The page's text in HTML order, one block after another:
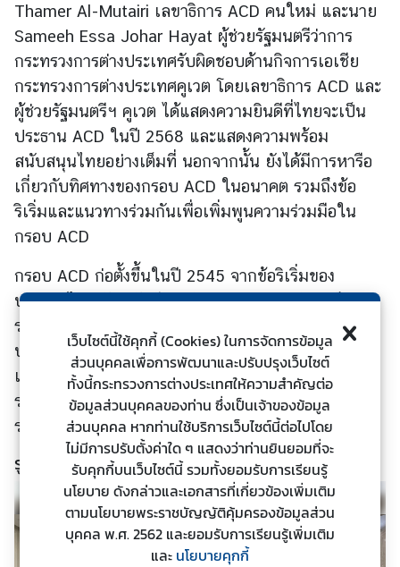
น
โ
ย
บ
ย
ก
า
ร
ต่
า
ป
ร
Thamer Al-Mutairi เลขาธิการ ACD คนใหม่ และนาย
Sameeh Essa Johar Hayat ผู้ช่วยรัฐมนตรีว่าการ
กระทรวงการต่างประเทศรับผิดชอบด้านกิจการเอเชีย
กระทรวงการต่างประเทศคูเวต โดยเลขาธิการ ACD และ
ผู้ช่วยรัฐมนตรีฯ คูเวต ได้แสดงความยินดีที่ไทยจะเป็น
ประธาน ACD ในปี 2568 และแสดงความพร้อม
สนับสนุนไทยอย่างเต็มที่ นอกจากนั้น ยังได้มีการหารือ
เกี่ยวกับทิศทางของกรอบ ACD ในอนาคต รวมถึงข้อ
ริเริ่มและแนวทางร่วมกันเพื่อเพิ่มพูนความร่วมมือใน
กรอบ ACD
กรอบ ACD ก่อตั้งขึ้นในปี 2545 จากข้อริเริ่มของ
ประเทศไทย ปัจจุบันมีสมาชิก 35 ประเทศ โดยเป็นก
รอบความร่วมมือและเวทีหารือระดับนโยบายระหว่าง
ประเทศในเอเชีย เพื่อส่งเสริมความเข้าใจ ความไว้เนื้อ
เชื่อใจ และผลประโยชน์ร่วมกันของประเทศในเอเชีย
รวมถึงเพื่อหาทางออกสำหรับปัญหาและความท้าทาย
ระดับโลกร่วมกัน
รูปภาพประกอบ
เว็บไซต์นี้ใช้คุกกี้ (Cookies) ในการจัดการข้อมูล
ส่วนบุคคลเพื่อการพัฒนาและปรับปรุงเว็บไซต์
ทั้งนี้กระทรวงการต่างประเทศให้ความสำคัญต่อ
ข้อมูลส่วนบุคคลของท่าน ซึ่งเป็นเจ้าของข้อมูล
ส่วนบุคคล หากท่านใช้บริการเว็บไซต์นี้ต่อไปโดย
ไม่มีการปรับตั้งค่าใด ๆ แสดงว่าท่านยินยอมที่จะ
รับคุกกี้บนเว็บไซต์นี้ รวมทั้งยอมรับการเรียนรู้
นโยบาย ดังกล่าวและเอกสารที่เกี่ยวข้องเพิ่มเติม
ตามนโยบายพระราชบัญญัติคุ้มครองข้อมูลส่วน
บุคคล พ.ศ. 2562 และยอมรับการเรียนรู้เพิ่มเติม
และ นโยบายคุกกี้